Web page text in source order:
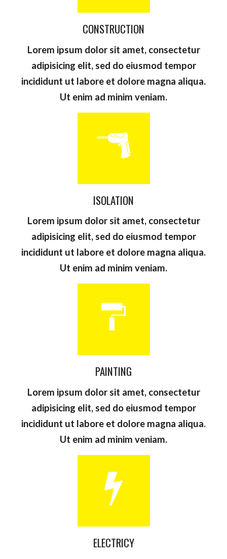
Nom & Prénom*
Nom de votre équipement*
CONSTRUCTION
Lorem ipsum dolor sit amet, consectetur
adipisicing elit, sed do eiusmod tempor
incididunt ut labore et dolore magna aliqua.
Ut enim ad minim veniam.
ISOLATION
Lorem ipsum dolor sit amet, consectetur
adipisicing elit, sed do eiusmod tempor
incididunt ut labore et dolore magna aliqua.
Ut enim ad minim veniam.
PAINTING
Lorem ipsum dolor sit amet, consectetur
adipisicing elit, sed do eiusmod tempor
incididunt ut labore et dolore magna aliqua.
Ut enim ad minim veniam.
ELECTRICY